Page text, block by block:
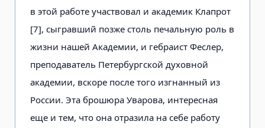
в этой работе участвовал и академик Клапрот
[7], сыгравший позже столь печальную роль в
жизни нашей Академии, и гебраист Феслер,
преподаватель Петербургской духовной
академии, вскоре после того изгнанный из
России. Эта брошюра Уварова, интересная
еще и тем, что она отразила на себе работу